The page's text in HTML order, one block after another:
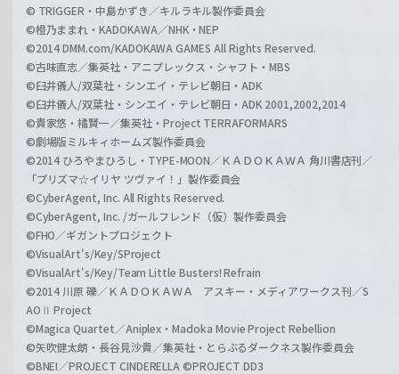
© TRIGGER・中島かずき／キルラキル製作委員会
©橙乃ままれ・KADOKAWA／NHK・NEP
©2014 DMM.com/KADOKAWA GAMES All Rights Reserved.
©古味直志／集英社・アニプレックス・シャフト・MBS
©臼井儀人/双葉社・シンエイ・テレビ朝日・ADK
©臼井儀人/双葉社・シンエイ・テレビ朝日・ADK 2001,2002,2014
©貴家悠・橘賢一／集英社・Project TERRAFORMARS
©劇場版ミルキィホームズ製作委員会
©2014 ひろやまひろし・TYPE-MOON／ＫＡＤＯＫＡＷＡ 角川書店刊／
「プリズマ☆イリヤ ツヴァイ！」製作委員会
©CyberAgent, Inc. All Rights Reserved.
©CyberAgent, Inc. /ガールフレンド（仮）製作委員会
©FHO／ギガントプロジェクト
©VisualArt's/Key/SProject
©VisualArt's/Key/Team Little Busters! Refrain
©2014 川原 礫／ＫＡＤＯＫＡＷＡ アスキー・メディアワークス刊／S
AOⅡ Project
©Magica Quartet／Aniplex・Madoka Movie Project Rebellion
©矢吹健太朗・長谷見沙貴／集英社・とらぶるダークネス製作委員会
©BNEI／PROJECT CINDERELLA ©PROJECT DD3